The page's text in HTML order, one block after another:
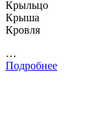
Крыльцо
Крыша
Кровля
…
Подробнее